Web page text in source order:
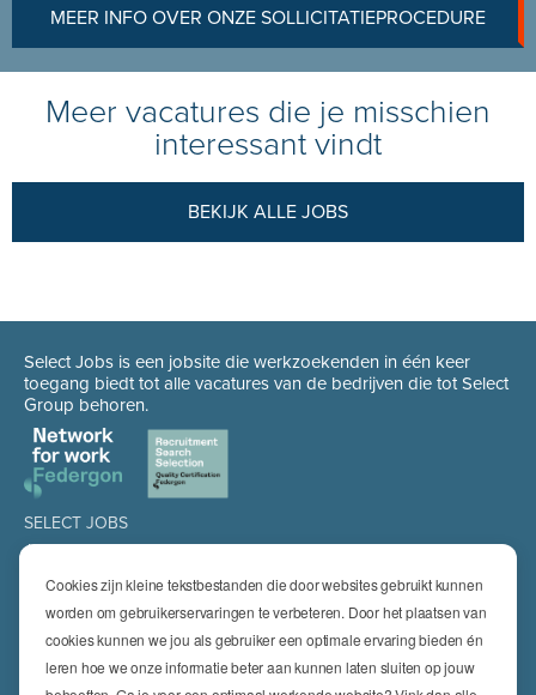
Cookies zijn kleine tekstbestanden die door websites gebruikt kunnen
worden om gebruikerservaringen te verbeteren. Door het plaatsen van
cookies kunnen we jou als gebruiker een optimale ervaring bieden én
leren hoe we onze informatie beter aan kunnen laten sluiten op jouw
MEER INFO OVER ONZE SOLLICITATIEPROCEDURE
Meer vacatures die je misschien
interessant vindt
BEKIJK ALLE JOBS
Select Jobs is een jobsite die werkzoekenden in één keer
toegang biedt tot alle vacatures van de bedrijven die tot Select
Group behoren.
SELECT JOBS
Jobs
Job alert
SPECIALISATIES
Technics